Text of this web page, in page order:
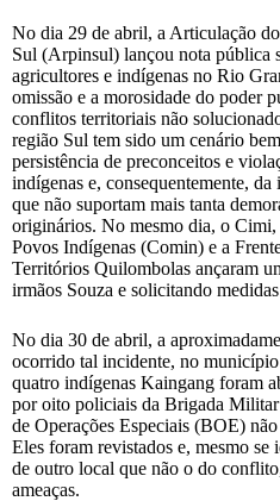
No dia 29 de abril, a Articulação
Sul (Arpinsul) lançou nota pública
agricultores e indígenas no Rio
omissão e a morosidade do poder
conflitos territoriais não
região Sul tem sido um cenário
persistência de preconceitos e
indígenas e, consequentemente,
que não suportam mais tanta
originários. No mesmo dia, o
Povos Indígenas (Comin) e a
Territórios Quilombolas ançaram
irmãos Souza e solicitando
No dia 30 de abril, a
ocorrido tal incidente, no
quatro indígenas Kaingang foram
por oito policiais da Brigada
de Operações Especiais (BOE)
Eles foram revistados e, mesmo
de outro local que não o do
ameaças.